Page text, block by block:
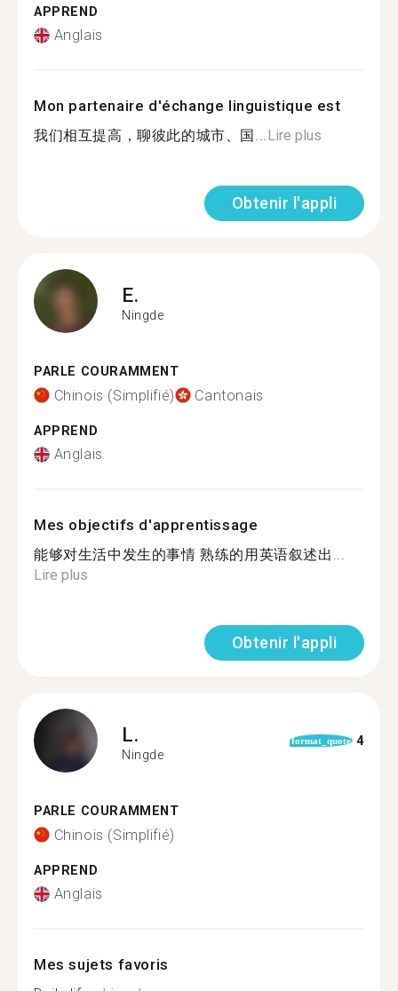
APPREND
Anglais
Mon partenaire d'échange linguistique est
我们相互提高，聊彼此的城市、国...Lire plus
Obtenir l'appli
E.
Ningde
PARLE COURAMMENT
Chinois (Simplifié) Cantonais
APPREND
Anglais
Mes objectifs d'apprentissage
能够对生活中发生的事情 熟练的用英语叙述出...
Lire plus
Obtenir l'appli
L.
Ningde
format_quote 4
PARLE COURAMMENT
Chinois (Simplifié)
APPREND
Anglais
Mes sujets favoris